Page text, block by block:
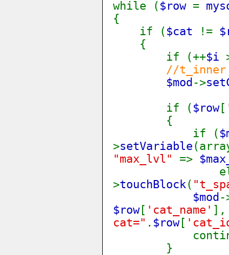
while ( $row =
{
if ( $cat !=
{
if (++$i
//t_inner
$mod ->
if ( $row[
{
if (
>setVariable
"max_lvl" =>
>touchBlock(
$mod -
$row[ 'cat_name'
cat=" . $row[
}